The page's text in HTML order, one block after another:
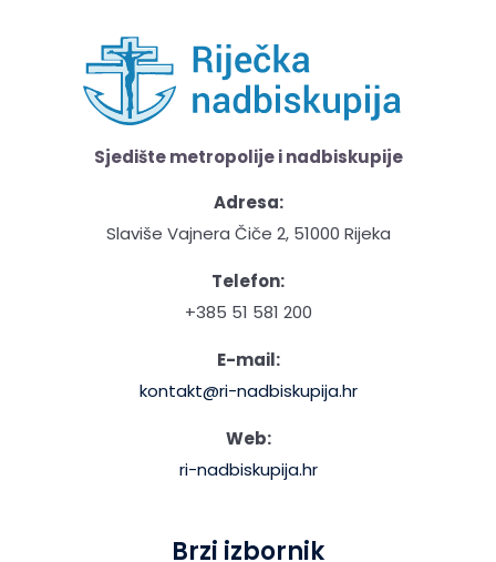
Sjedište metropolije i nadbiskupije
Adresa:
Slaviše Vajnera Čiče 2, 51000 Rijeka
Telefon:
+385 51 581 200
E-mail:
kontakt@ri-nadbiskupija.hr
Web:
ri-nadbiskupija.hr
Brzi izbornik